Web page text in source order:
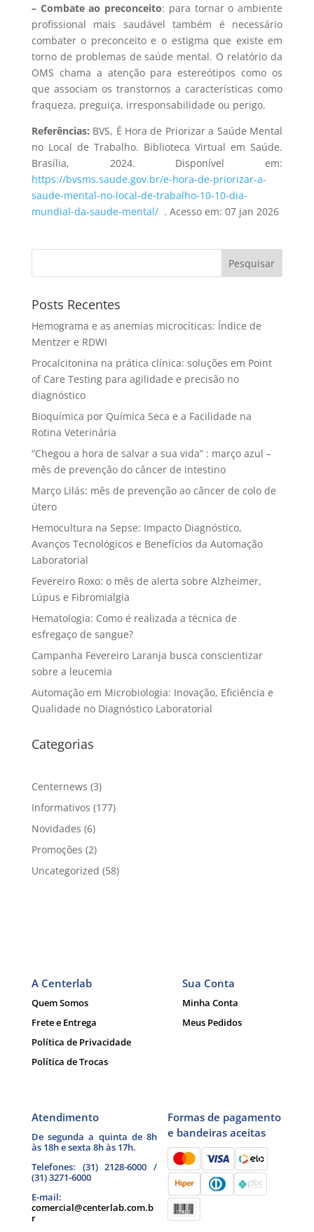
– Combate ao preconceito: para tornar o ambiente
profissional mais saudável também é necessário
combater o preconceito e o estigma que existe em
torno de problemas de saúde mental. O relatório da
OMS chama a atenção para estereótipos como os
que associam os transtornos a características como
fraqueza, preguiça, irresponsabilidade ou perigo.
Referências: BVS, É Hora de Priorizar a Saúde Mental
no Local de Trabalho. Biblioteca Virtual em Saúde.
Brasília, 2024. Disponível em:
https://bvsms.saude.gov.br/e-hora-de-priorizar-a-
saude-mental-no-local-de-trabalho-10-10-dia-
mundial-da-saude-mental/. Acesso em: 07 jan 2026
Pesquisar
Posts Recentes
Hemograma e as anemias microcíticas: Índice de
Mentzer e RDWI
Procalcitonina na prática clínica: soluções em Point
of Care Testing para agilidade e precisão no
diagnóstico
Bioquímica por Química Seca e a Facilidade na
Rotina Veterinária
“Chegou a hora de salvar a sua vida” : março azul –
mês de prevenção do câncer de intestino
Março Lilás: mês de prevenção ao câncer de colo de
útero
Hemocultura na Sepse: Impacto Diagnóstico,
Avanços Tecnológicos e Benefícios da Automação
Laboratorial
Fevereiro Roxo: o mês de alerta sobre Alzheimer,
Lúpus e Fibromialgia
Hematologia: Como é realizada a técnica de
esfregaço de sangue?
Campanha Fevereiro Laranja busca conscientizar
sobre a leucemia
Automação em Microbiologia: Inovação, Eficiência e
Qualidade no Diagnóstico Laboratorial
Categorias
Centernews (3)
Informativos (177)
Novidades (6)
Promoções (2)
Uncategorized (58)
A Centerlab
Quem Somos
Frete e Entrega
Política de Privacidade
Política de Trocas
Sua Conta
Minha Conta
Meus Pedidos
Atendimento
De segunda a quinta de 8h
às 18h e sexta 8h às 17h.
Telefones: (31) 2128-6000 /
(31) 3271-6000
E-mail:
comercial@centerlab.com.b
r
Formas de pagamento
e bandeiras aceitas